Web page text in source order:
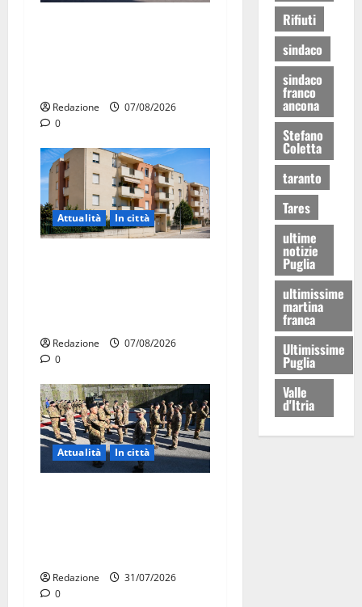
Redazione
07/08/2026
0
Attualità In città
Redazione
07/08/2026
0
Attualità In città
Redazione
31/07/2026
0
Rifiuti
sindaco
sindaco
franco
ancona
Stefano
Coletta
taranto
Tares
ultime
notizie
Puglia
ultimissime
martina
franca
Ultimissime
Puglia
Valle
d'Itria